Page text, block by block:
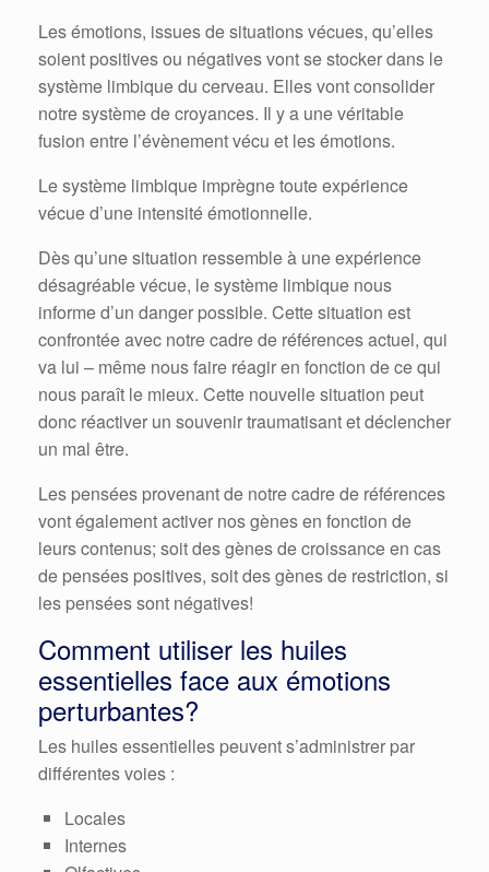
Les émotions, issues de situations vécues, qu’elles
soient positives ou négatives vont se stocker dans le
système limbique du cerveau. Elles vont consolider
notre système de croyances. Il y a une véritable
fusion entre l’évènement vécu et les émotions.
Le système limbique imprègne toute expérience
vécue d’une intensité émotionnelle.
Dès qu’une situation ressemble à une expérience
désagréable vécue, le système limbique nous
informe d’un danger possible. Cette situation est
confrontée avec notre cadre de références actuel, qui
va lui – même nous faire réagir en fonction de ce qui
nous paraît le mieux. Cette nouvelle situation peut
donc réactiver un souvenir traumatisant et déclencher
un mal être.
Les pensées provenant de notre cadre de références
vont également activer nos gènes en fonction de
leurs contenus; soit des gènes de croissance en cas
de pensées positives, soit des gènes de restriction, si
les pensées sont négatives!
Comment utiliser les huiles
essentielles face aux émotions
perturbantes?
Les huiles essentielles peuvent s’administrer par
différentes voies :
Locales
Internes